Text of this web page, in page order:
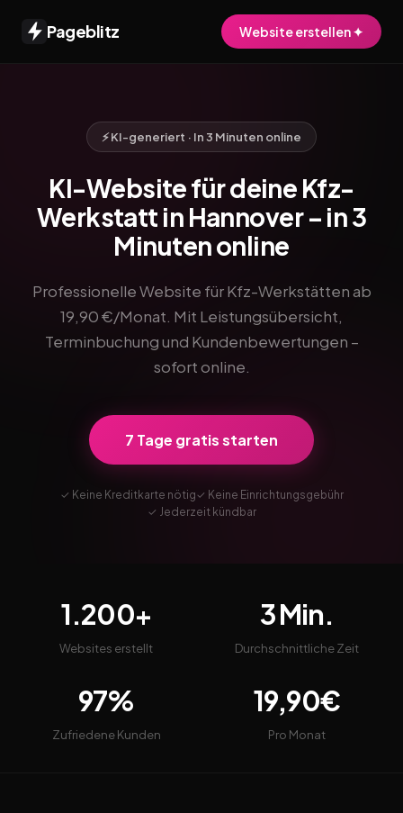
Pageblitz Website erstellen ✦
⚡ KI-generiert · In 3 Minuten online
KI-Website für deine Kfz-
Werkstatt in Hannover – in 3
Minuten online
Professionelle Website für Kfz-Werkstätten ab
19,90 €/Monat. Mit Leistungsübersicht,
Terminbuchung und Kundenbewertungen –
sofort online.
7 Tage gratis starten
✓ Keine Kreditkarte nötig✓ Keine Einrichtungsgebühr
✓ Jederzeit kündbar
1.200+
Websites erstellt
3 Min.
Durchschnittliche Zeit
97%
Zufriedene Kunden
19,90€
Pro Monat